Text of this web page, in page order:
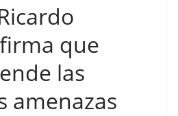
que
las
amenazas